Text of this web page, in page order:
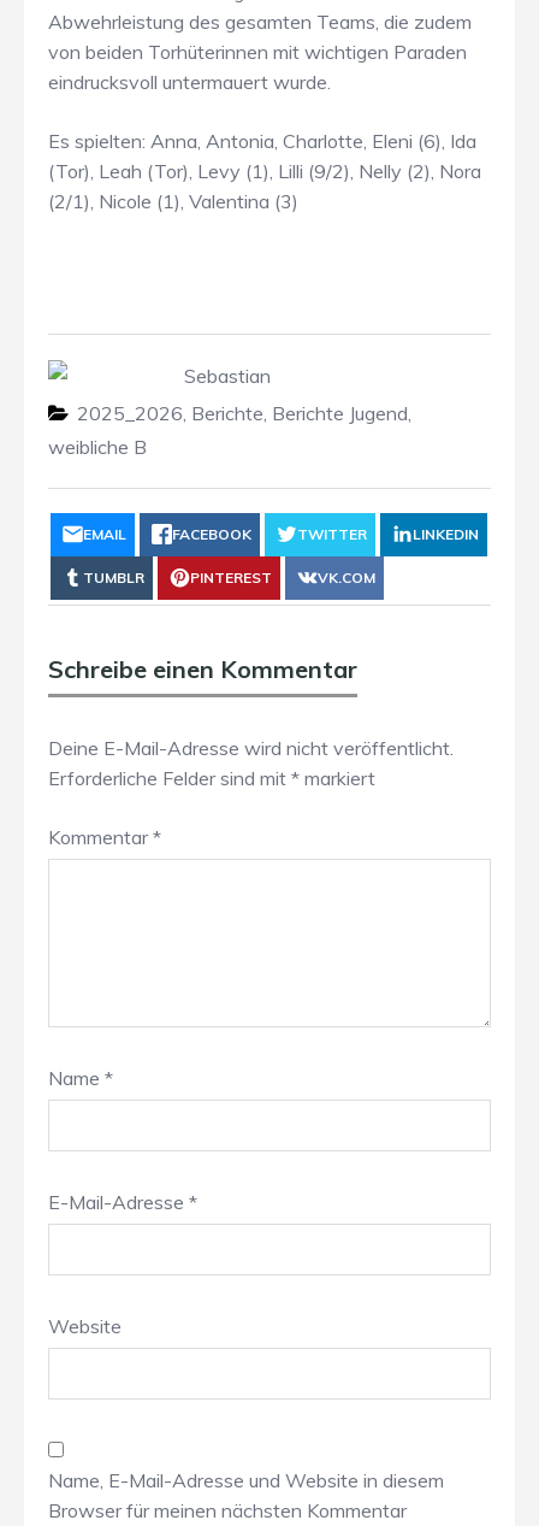
Abwehrleistung des gesamten Teams, die zudem
von beiden Torhüterinnen mit wichtigen Paraden
eindrucksvoll untermauert wurde.
Es spielten: Anna, Antonia, Charlotte, Eleni (6), Ida
(Tor), Leah (Tor), Levy (1), Lilli (9/2), Nelly (2), Nora
(2/1), Nicole (1), Valentina (3)
Sebastian
2025_2026, Berichte, Berichte Jugend,
weibliche B
EMAIL FACEBOOK TWITTER LINKEDIN
TUMBLR PINTEREST VK.COM
Schreibe einen Kommentar
Deine E-Mail-Adresse wird nicht veröffentlicht.
Erforderliche Felder sind mit * markiert
Kommentar*
Name *
E-Mail-Adresse *
Website
Name, E-Mail-Adresse und Website in diesem
Browser für meinen nächsten Kommentar